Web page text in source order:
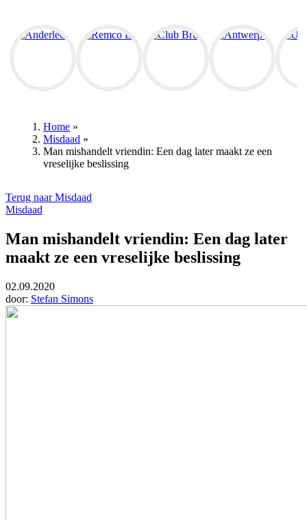
Kruimelpad
Home »
Misdaad »
Man mishandelt vriendin: Een dag later maakt ze een
vreselijke beslissing
Terug naar Misdaad
Misdaad
Man mishandelt vriendin: Een dag later
maakt ze een vreselijke beslissing
02.09.2020
door: Stefan Simons